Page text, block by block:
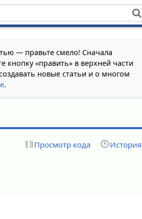
— правьте смело! Сначала
кнопку «править» в верхней части
новые статьи и о многом
.
Просмотр кода История